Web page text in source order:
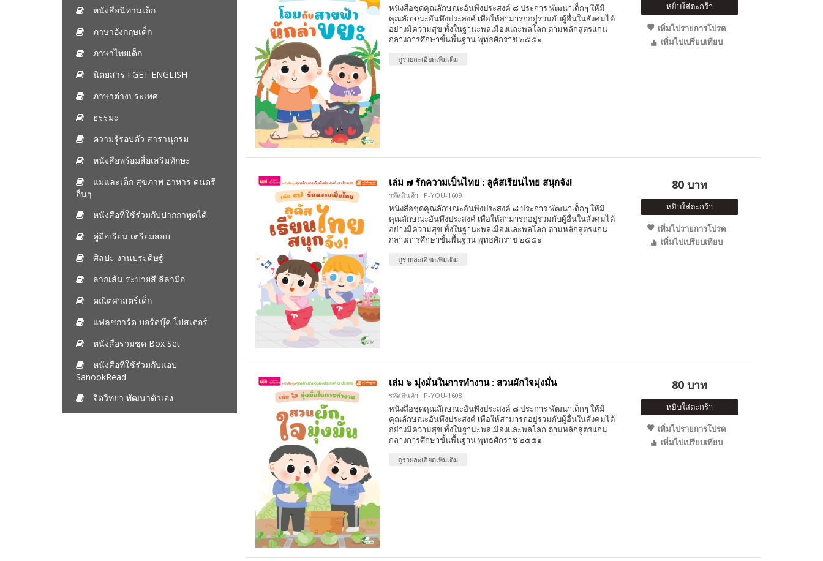
หนังสือนิทานเด็ก
ภาษาอังกฤษเด็ก
ภาษาไทยเด็ก
นิตยสาร I GET ENGLISH
ภาษาต่างประเทศ
ธรรมะ
ความรู้รอบตัว สารานุกรม
หนังสือพร้อมสื่อเสริมทักษะ
แม่และเด็ก สุขภาพ อาหาร ดนตรี
อื่นๆ
หนังสือที่ใช้ร่วมกับปากกาพูดได้
คู่มือเรียน เตรียมสอบ
ศิลปะ งานประดิษฐ์
ลากเส้น ระบายสี ลีลามือ
คณิตศาสตร์เด็ก
แฟลชการ์ด บอร์ดบุ๊ค โปสเตอร์
หนังสือรวมชุด Box Set
หนังสือที่ใช้ร่วมกับแอป
SanookRead
จิตวิทยา พัฒนาตัวเอง
หนังสือชุดคุณลักษณะอันพึงประสงค์ ๘ ประการ พัฒนาเด็กๆ ให้มี
คุณลักษณะอันพึงประสงค์ เพื่อให้สามารถอยู่ร่วมกับผู้อื่นในสังคมได้
อย่างมีความสุข ทั้งในฐานะพลเมืองและพลโลก ตามหลักสูตรแกน
กลางการศึกษาขั้นพื้นฐาน พุทธศักราช ๒๕๕๑
ดูรายละเอียดเพิ่มเติม
หยิบใส่ตะกร้า
เพิ่มไปรายการโปรด
เพิ่มไปเปรียบเทียบ
เล่ม ๗ รักความเป็นไทย : ลูคัสเรียนไทย สนุกจัง!
รหัสสินค้า : P-YOU-1609
หนังสือชุดคุณลักษณะอันพึงประสงค์ ๘ ประการ พัฒนาเด็กๆ ให้มี
คุณลักษณะอันพึงประสงค์ เพื่อให้สามารถอยู่ร่วมกับผู้อื่นในสังคมได้
อย่างมีความสุข ทั้งในฐานะพลเมืองและพลโลก ตามหลักสูตรแกน
กลางการศึกษาขั้นพื้นฐาน พุทธศักราช ๒๕๕๑
ดูรายละเอียดเพิ่มเติม
80 บาท
หยิบใส่ตะกร้า
เพิ่มไปรายการโปรด
เพิ่มไปเปรียบเทียบ
เล่ม ๖ มุ่งมั่นในการทำงาน : สวนผักใจมุ่งมั่น
รหัสสินค้า : P-YOU-1608
หนังสือชุดคุณลักษณะอันพึงประสงค์ ๘ ประการ พัฒนาเด็กๆ ให้มี
คุณลักษณะอันพึงประสงค์ เพื่อให้สามารถอยู่ร่วมกับผู้อื่นในสังคมได้
อย่างมีความสุข ทั้งในฐานะพลเมืองและพลโลก ตามหลักสูตรแกน
กลางการศึกษาขั้นพื้นฐาน พุทธศักราช ๒๕๕๑
ดูรายละเอียดเพิ่มเติม
80 บาท
หยิบใส่ตะกร้า
เพิ่มไปรายการโปรด
เพิ่มไปเปรียบเทียบ